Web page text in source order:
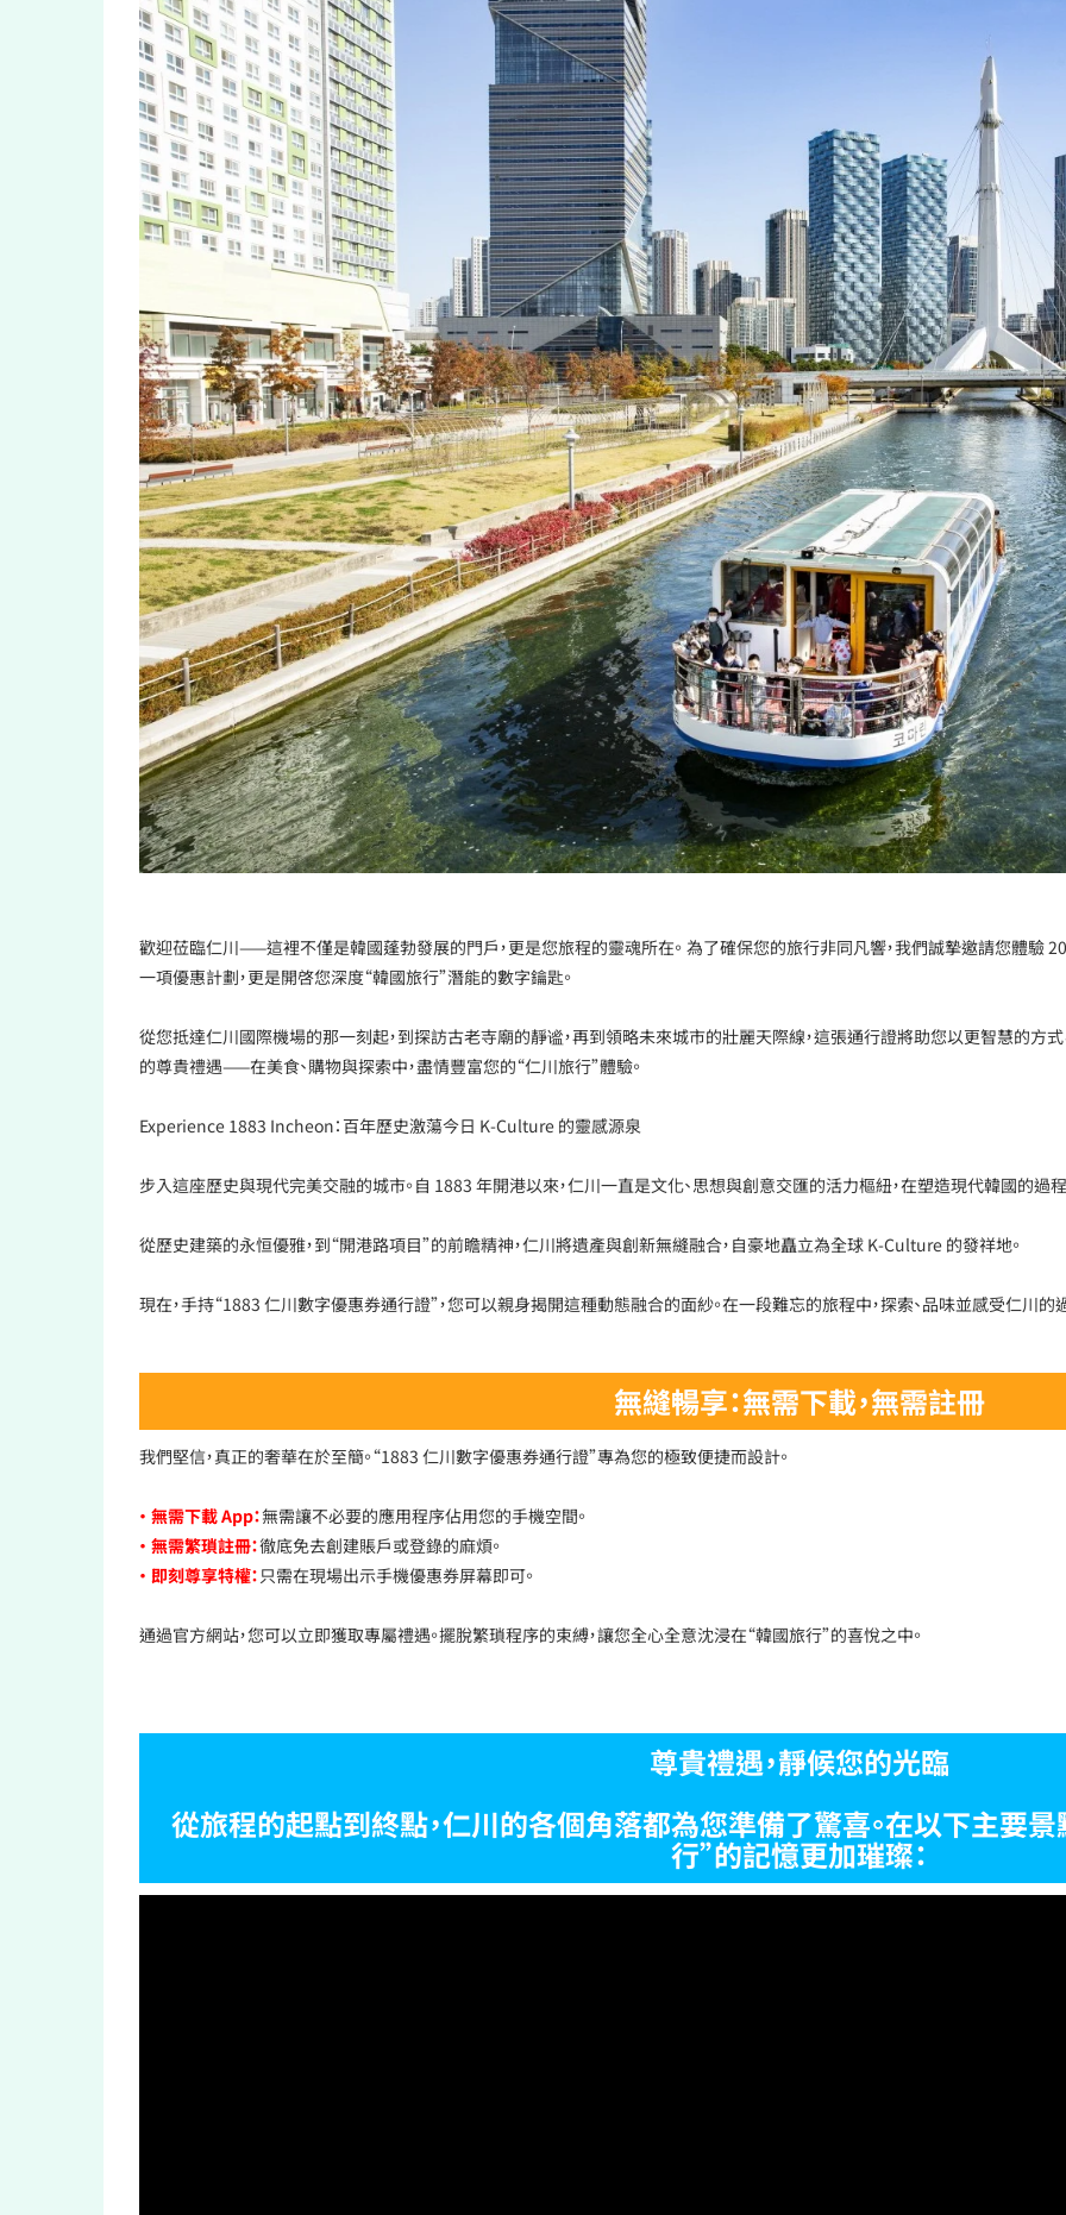
歡迎莅臨仁川——這裡不僅是韓國蓬勃發展的門戶，更是您旅程的靈魂所在。 為了確保您的旅行非同凡響，我們誠摯邀請您體驗
一項優惠計劃，更是開啓您深度“韓國旅行”潛能的數字鑰匙。
從您抵達仁川國際機場的那一刻起，到探訪古老寺廟的靜谧，再到領略未來城市的壯麗天際線，這張通行證將助您以更智慧的方
的尊貴禮遇——在美食、購物與探索中，盡情豐富您的“仁川旅行”體驗。
Experience 1883 Incheon：百年歷史激蕩今日 K-Culture 的靈感源泉
步入這座歷史與現代完美交融的城市。自 1883 年開港以來，仁川一直是文化、思想與創意交匯的活力樞紐，在塑造現代韓國的過
從歷史建築的永恒優雅，到“開港路項目”的前瞻精神，仁川將遺產與創新無縫融合，自豪地矗立為全球 K-Culture 的發祥地。
現在，手持“1883 仁川數字優惠券通行證”，您可以親身揭開這種動態融合的面紗。在一段難忘的旅程中，探索、品味並感受仁川的
無縫暢享：無需下載，無需註冊
我們堅信，真正的奢華在於至簡。“1883 仁川數字優惠券通行證”專為您的極致便捷而設計。
• 無需下載 App：無需讓不必要的應用程序佔用您的手機空間。
• 無需繁瑣註冊：徹底免去創建賬戶或登錄的麻煩。
• 即刻尊享特權：只需在現場出示手機優惠券屏幕即可。
通過官方網站，您可以立即獲取專屬禮遇。擺脫繁瑣程序的束縛，讓您全心全意沈浸在“韓國旅行”的喜悅之中。
尊貴禮遇，靜候您的光臨
從旅程的起點到終點，仁川的各個角落都為您準備了驚喜。在以下主要
行”的記憶更加璀璨：